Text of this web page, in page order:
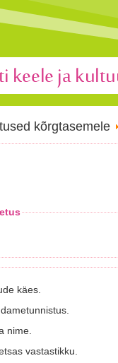
kõrgtasemele
käes.
nime.
vastastikku.